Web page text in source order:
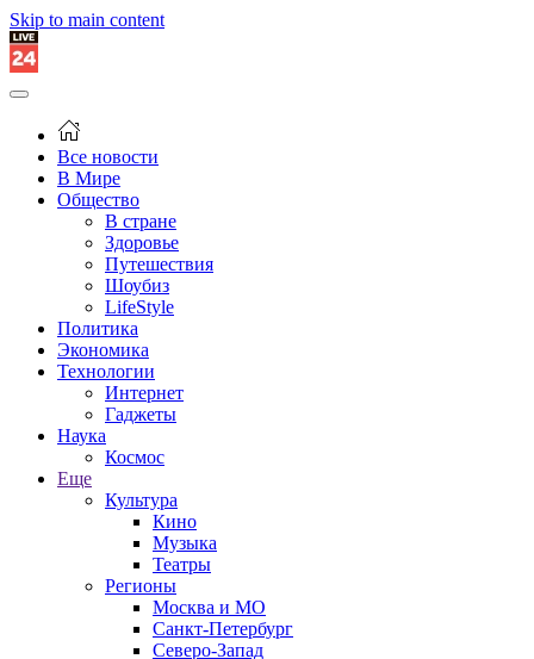
Skip to main content
Все новости
В Мире
Общество
В стране
Здоровье
Путешествия
Шоубиз
LifeStyle
Политика
Экономика
Технологии
Интернет
Гаджеты
Наука
Космос
Еще
Культура
Кино
Музыка
Театры
Регионы
Москва и МО
Санкт-Петербург
Северо-Запад